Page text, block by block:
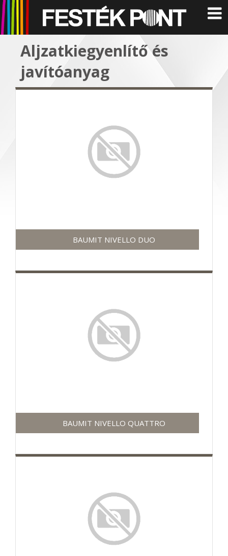
Aljzatkiegyenlítő és
javítóanyag
BAUMIT NIVELLO DUO
BAUMIT NIVELLO QUATTRO